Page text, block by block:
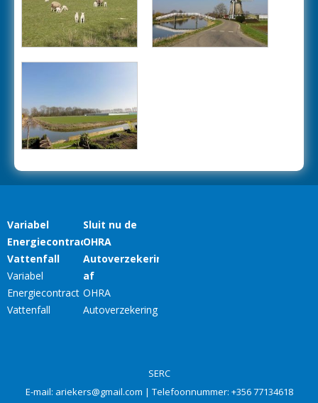
SERC
E-mail: ariekers@gmail.com | Telefoonnummer: +356 77134618